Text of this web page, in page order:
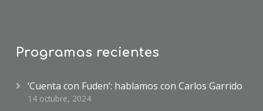
Programas recientes
‘Cuenta con Fuden’: hablamos con Carlos Garrido
14 octubre, 2024